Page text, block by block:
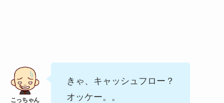
きゃ、キャッシュフロー？
オッケー。。